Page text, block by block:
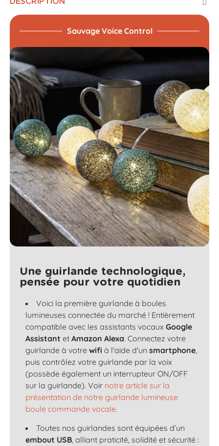
Sauvage Voice Control
Une guirlande technologique,
pensée pour votre quotidien
Voici la première guirlande à boules
lumineuses connectée du marché ! Entièrement
compatible avec les assistants vocaux Google
Assistant et Amazon Alexa. Connectez votre
guirlande à votre wifi à l'aide d'un smartphone,
puis contrôlez votre guirlande par la voix
(possède également un interrupteur ON/OFF
sur la guirlande). Voir notre article sur la
présentation de notre guirlande lumineuse
boule commande vocale.
Toutes nos guirlandes sont équipées d’un
embout USB, alliant praticité, solidité et sécurité :